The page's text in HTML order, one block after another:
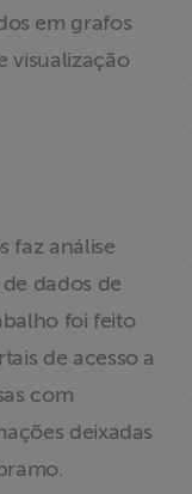
em grafos
visualização
faz análise
dados de
foi feito
de acesso a
com
deixadas